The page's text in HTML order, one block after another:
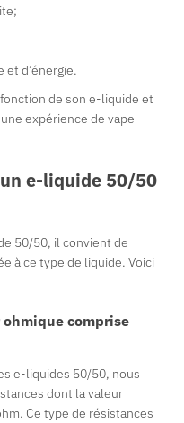
et d’énergie.
de son e-liquide et
expérience de vape
e-liquide 50/50
50/50, il convient de
à ce type de liquide. Voici
comprise
e-liquides 50/50, nous
dont la valeur
Ce type de résistances